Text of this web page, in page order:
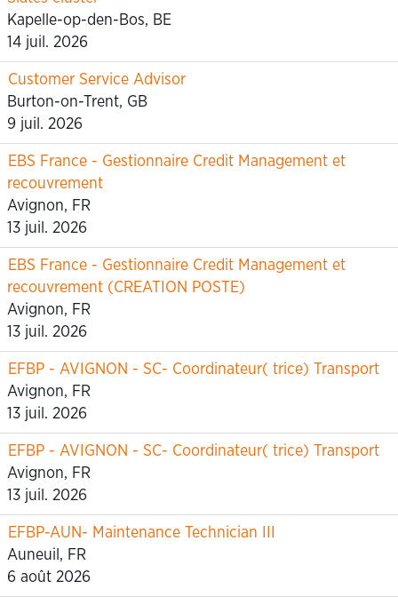
Kapelle-op-den-Bos, BE
14 juil. 2026
Customer Service Advisor
Burton-on-Trent, GB
9 juil. 2026
EBS France - Gestionnaire Credit Management et
recouvrement
Avignon, FR
13 juil. 2026
EBS France - Gestionnaire Credit Management et
recouvrement (CREATION POSTE)
Avignon, FR
13 juil. 2026
EFBP - AVIGNON - SC- Coordinateur( trice) Transport
Avignon, FR
13 juil. 2026
EFBP - AVIGNON - SC- Coordinateur( trice) Transport
Avignon, FR
13 juil. 2026
EFBP-AUN- Maintenance Technician III
Auneuil, FR
6 août 2026